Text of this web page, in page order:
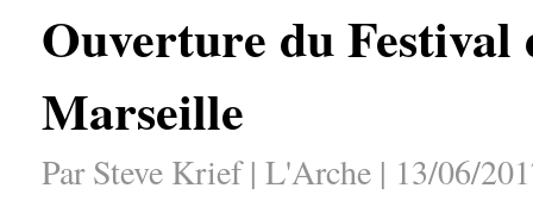
Ouverture du Festival
Marseille
Par Steve Krief | L'Arche | 13/06/